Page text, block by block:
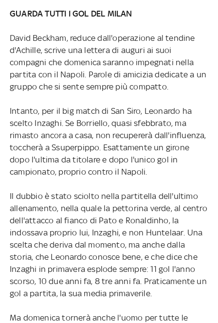
GUARDA TUTTI I GOL DEL MILAN
David Beckham, reduce dall'operazione al tendine
d'Achille, scrive una lettera di auguri ai suoi
compagni che domenica saranno impegnati nella
partita con il Napoli. Parole di amicizia dedicate a un
gruppo che si sente sempre più compatto.
Intanto, per il big match di San Siro, Leonardo ha
scelto Inzaghi. Se Borriello, quasi sfebbrato, ma
rimasto ancora a casa, non recupererà dall'influenza,
toccherà a Ssuperpippo. Esattamente un girone
dopo l'ultima da titolare e dopo l'unico gol in
campionato, proprio contro il Napoli.
Il dubbio è stato sciolto nella partitella dell'ultimo
allenamento, nella quale la pettorina verde, al centro
dell'attacco al fianco di Pato e Ronaldinho, la
indossava proprio lui, Inzaghi, e non Huntelaar. Una
scelta che deriva dal momento, ma anche dalla
storia, che Leonardo conosce bene, e che dice che
Inzaghi in primavera esplode sempre: 11 gol l'anno
scorso, 10 due anni fa, 8 tre anni fa. Praticamente un
gol a partita, la sua media primaverile.
Ma domenica tornerà anche l'uomo per tutte le